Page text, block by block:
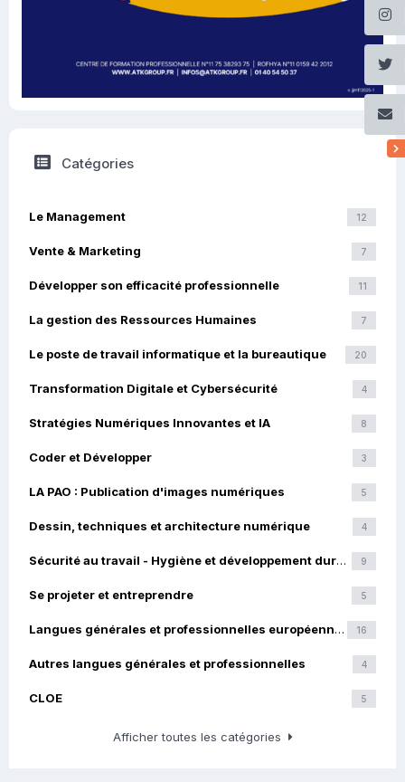
Catégories
12
Le Management
7
Vente & Marketing
11
Développer son efficacité professionnelle
7
La gestion des Ressources Humaines
20
Le poste de travail informatique et la bureautique
4
Transformation Digitale et Cybersécurité
8
Stratégies Numériques Innovantes et IA
3
Coder et Développer
5
LA PAO : Publication d'images numériques
4
Dessin, techniques et architecture numérique
9
Sécurité au travail - Hygiène et développement durable
5
Se projeter et entreprendre
16
Langues générales et professionnelles européennes
4
Autres langues générales et professionnelles
5
CLOE
Afficher toutes les catégories